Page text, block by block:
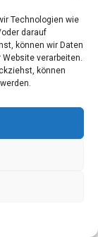
2013
2013
Januar
2013
2012
November
2012
2012
Technologien wie
darauf
können wir Daten
verarbeiten.
können